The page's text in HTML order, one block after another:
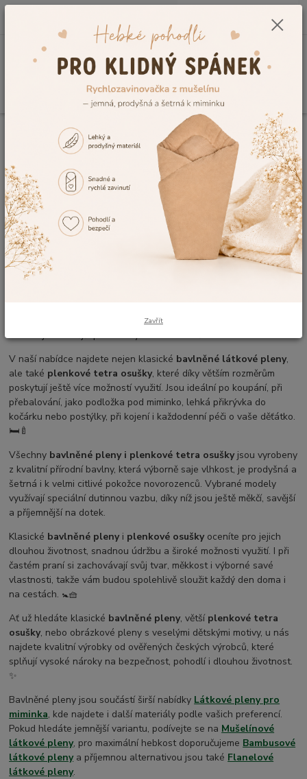
0,00 Kč
Kojenecké potřeby Pleny pro miminko
Látkové pleny pro
Bavlněné látkové pleny pro miminko
Bavlněné pleny pro miminka –
látkové pleny 👶
Kvalitní bavlněné pleny a plenkové tetra
osušky pro každodenní péči o miminko 👶
Bavlněné pleny pro miminka
patří mezi nejdůležitější součásti
výbavičky pro novorozence i větší děti. Jsou vyrobeny ze 100%
bavlněné látkové pleny
V naší nabídce najdete nejen klasické bavlněné látkové pleny,
ale také plenkové tetra osušky, které díky větším rozměrům
poskytují ještě více možností využití. Jsou ideální po koupání, při
přebalování, jako podložka pod miminko, lehká přikrývka do
kočárku nebo postýlky, při kojení i každodenní péči o vaše děťátko.
🛏️🍼
Všechny bavlněné pleny i plenkové tetra osuškyjsou vyrobeny
z kvalitní přírodní bavlny, která výborně saje vlhkost, je prodyšná a
šetrná i k velmi citlivé pokožce novorozenců. Vybrané modely
využívají speciální dutinnou vazbu, díky níž jsou ještě měkčí, savější
a příjemnější na dotek.
Klasické bavlněné plenyi plenkové osuškyoceníte pro jejich
dlouhou životnost, snadnou údržbu a široké možnosti využití. I při
častém praní si zachovávají svůj tvar, měkkost i výborné savé
vlastnosti, takže vám budou spolehlivě sloužit každý den doma i
na cestách. 🚼🧺
Ať už hledáte klasické bavlněné pleny, větší plenkové tetra
osušky, nebo obrázkové pleny s veselými dětskými motivy, u nás
najdete kvalitní výrobky od ověřených českých výrobců, které
splňují vysoké nároky na bezpečnost, pohodlí i dlouhou životnost.
✨
Bavlněné pleny jsou součástí širší nabídky Látkové pleny pro
miminka, kde najdete i další materiály podle vašich preferencí.
Pokud hledáte jemnější variantu, podívejte se na Mušelínové
látkové pleny, pro maximální hebkost doporučujeme Bambusové
látkové plenya příjemnou alternativou jsou také Flanelové
látkové pleny.
Zavřít